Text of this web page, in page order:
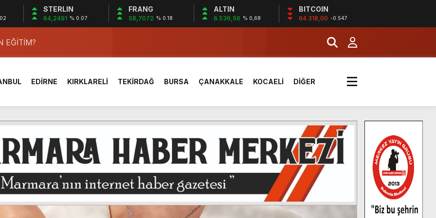
STERLIN
64,2491 % 0.07
FRANG
58,7072 % 0.18
ALTIN
6.536,56 % 0,68
BITCOIN
64.318,00 -0.547
Haberin Merkezine ziyaret.
EĞİTİM?
DEĞİLLER…!
Hatıraları Kitap ve Belgeselle Geleceğe Taşınıyor.
ROLÜ…!
VE FELEK MESELESİ…!
üyeleri UNESCO Lansmanı için İstanbul’daydı!
Haberin Merkezine ziyaret.
EDİRNE KIRKLARELİ TEKİRDAĞ BURSA ÇANAKKALE KOCAELİ DİĞER